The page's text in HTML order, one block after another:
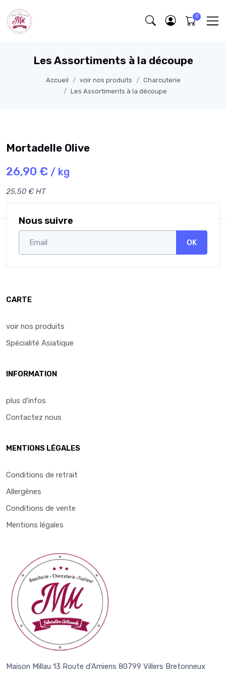
Les Assortiments à la découpe
Accueil voir nos produits
Charcuterie
Les Assortiments à la découpe
Mortadelle Olive
26,90 € / kg
25,50 € HT
Nous suivre
OK
CARTE
voir nos produits
Spécialité Asiatique
INFORMATION
plus d'infos
Contactez nous
MENTIONS LÉGALES
Conditions de retrait
Allergènes
Conditions de vente
Mentions légales
Maison Millau 13 Route d'Amiens 80799 Villers Bretonneux